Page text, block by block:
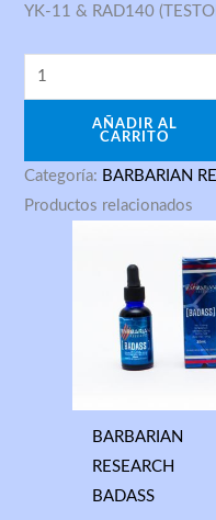
YK-11 & RAD140
AÑADIR AL
CARRITO
Categoría: BARBARIAN
Productos relacionados
BARBARIAN
RESEARCH
BADASS